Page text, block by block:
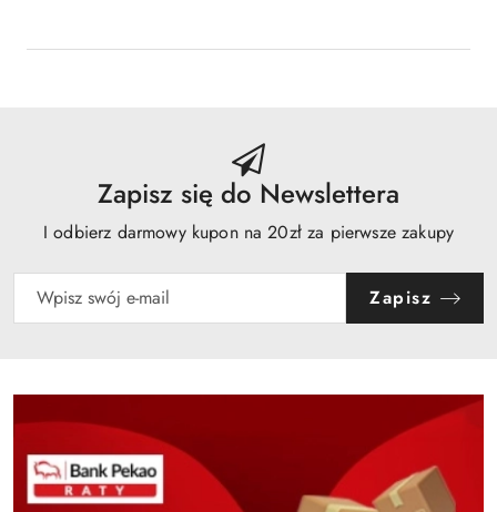
dni
Zapisz się do Newslettera
I odbierz darmowy kupon na 20zł za pierwsze zakupy
Zapisz